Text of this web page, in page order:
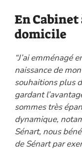
En
domicile
“J’ai emménagé
naissance de
souhaitions plus
gardant
sommes très
dynamique,
Sénart, nous
de Sénart par